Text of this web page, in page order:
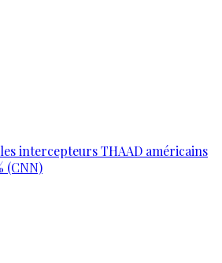
intercepteurs THAAD américains
(CNN)